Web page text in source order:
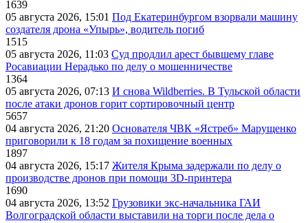
1639
05 августа 2026, 15:01 Под Екатеринбургом взорвали машину
создателя дрона «Упырь», водитель погиб
1515
05 августа 2026, 11:03 Суд продлил арест бывшему главе
Росавиации Нерадько по делу о мошенничестве
1364
05 августа 2026, 07:13 И снова Wildberries. В Тульской области
после атаки дронов горит сортировочный центр
5657
04 августа 2026, 21:20 Основателя ЧВК «Ястреб» Марущенко
приговорили к 18 годам за похищение военных
1897
04 августа 2026, 15:17 Жителя Крыма задержали по делу о
производстве дронов при помощи 3D‑принтера
1690
04 августа 2026, 13:52 Грузовики экс-начальника ГАИ
Волгоградской области выставили на торги после дела о